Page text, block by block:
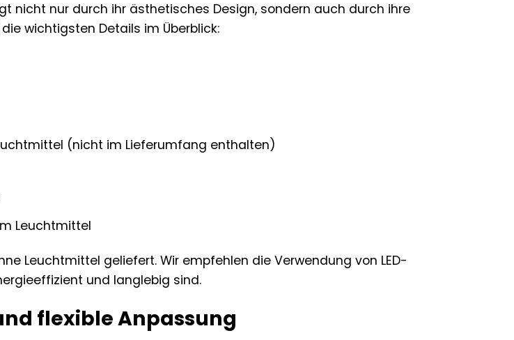
nicht nur durch ihr ästhetisches Design, sondern auch durch ihre
wichtigsten Details im Überblick:
(nicht im Lieferumfang enthalten)
Leuchtmittel
Leuchtmittel geliefert. Wir empfehlen die Verwendung von LED-
und langlebig sind.
flexible Anpassung